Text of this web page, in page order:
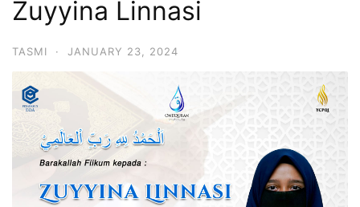
Zuyyina Linnasi
TASMI · JANUARY 23, 2024